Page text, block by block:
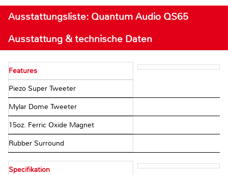
Ausstattungsliste: Quantum Audio QS65
Ausstattung & technische Daten
Features
Piezo Super Tweeter
Mylar Dome Tweeter
15oz. Ferric Oxide Magnet
Rubber Surround
Specifikation